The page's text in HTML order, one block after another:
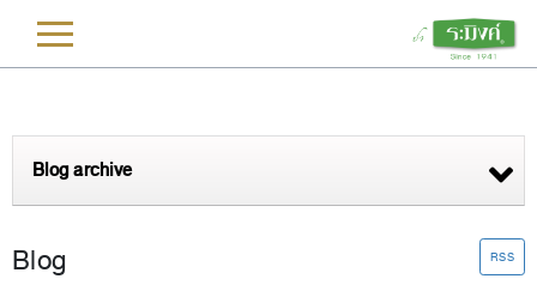
Blog archive
RSS
Blog